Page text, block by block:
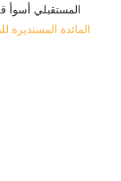
المستقبلي أسوأ
المائدة المستديرة